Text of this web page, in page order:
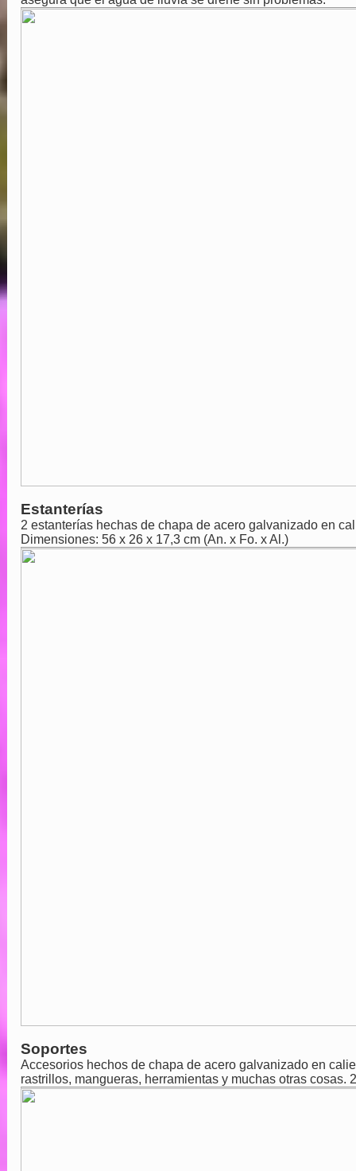
Estanterías
2 estanterías hechas de chapa de acero galvanizado en
Dimensiones: 56 x 26 x 17,3 cm (An. x Fo. x Al.)
Soportes
Accesorios hechos de chapa de acero galvanizado en
rastrillos, mangueras, herramientas y muchas otras cosas.